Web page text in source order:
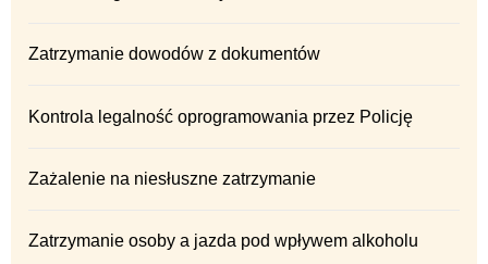
Zatrzymanie dowodów z dokumentów
Kontrola legalność oprogramowania przez Policję
Zażalenie na niesłuszne zatrzymanie
Zatrzymanie osoby a jazda pod wpływem alkoholu